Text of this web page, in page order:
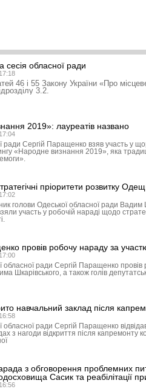
сесія обласної ради
46 і 55 Закону України «Про
3.2.
2019»: лауреатів названо
ради Сергій Паращенко взяв участь у
«Народне визнання 2019», яка
пріоритети розвитку
голови Одеської обласної ради Вадим
участь у робочій нараді щодо
провів робочу нараду за
обласної ради Сергій Паращенко
Шкарівського, а також голів
навчальний заклад після
обласної ради Сергій Паращенко
з нагоди відкриття після капремонту
з обговорення проблемних
Сасик та реабілітації